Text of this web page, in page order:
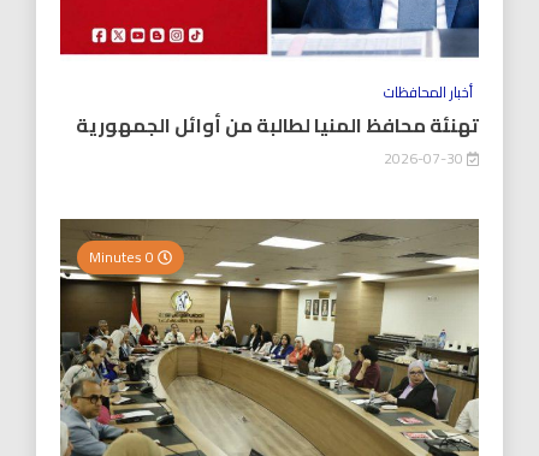
أخبار المحافظات
تهنئة محافظ المنيا لطالبة من أوائل الجمهورية